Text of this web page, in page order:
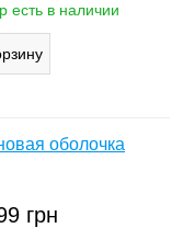
есть в наличии
оболочка
грн